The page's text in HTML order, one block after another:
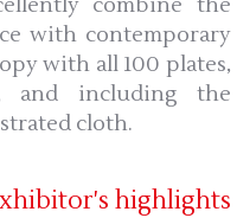
combine the
with contemporary
with all 100 plates,
and including the
cloth.
highlights